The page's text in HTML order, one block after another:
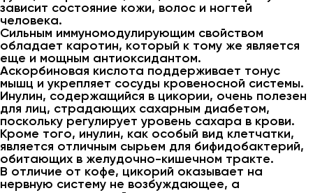
зависит состояние кожи, волос и ногтей
человека.
Сильным иммуномодулирующим свойством
обладает каротин, который к тому же является
еще и мощным антиоксидантом.
Аскорбиновая кислота поддерживает тонус
мышц и укрепляет сосуды кровеносной системы.
Инулин, содержащийся в цикории, очень полезен
для лиц, страдающих сахарным диабетом,
поскольку регулирует уровень сахара в крови.
Кроме того, инулин, как особый вид клетчатки,
является отличным сырьем для бифидобактерий,
обитающих в желудочно-кишечном тракте.
В отличие от кофе, цикорий оказывает на
нервную систему не возбуждающее, а